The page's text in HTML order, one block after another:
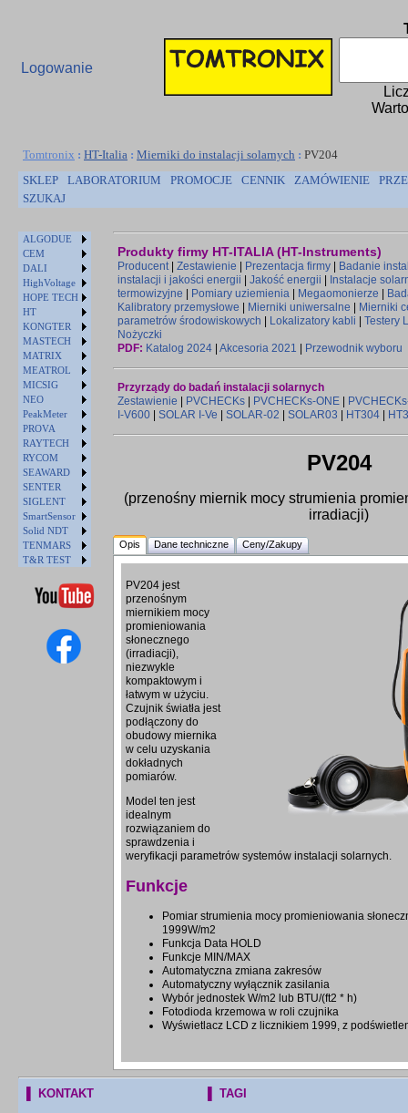
Logowanie
Tomtronix : HT-Italia : Mierniki do instalacji solarnych : PV204
SKLEP
LABORATORIUM PROMOCJE CENNIK ZAMÓWIENIE
SZUKAJ
ALGODUE
CEM
DALI
HighVoltage
HOPE TECH
HT
KONGTER
MASTECH
MATRIX
MEATROL
MICSIG
NEO
PeakMeter
PROVA
RAYTECH
RYCOM
SEAWARD
SENTER
SIGLENT
SmartSensor
Solid NDT
TENMARS
T&R TEST
Produkty firmy HT-ITALIA (HT-Instruments)
Producent| Zestawienie Prezentacja firmy
Badanie
instalacji i jakości energii
Jakość energii
Instalacje
termowizyjne
Pomiary uziemienia Megaomonierze
Kalibratory przemysłowe
Mierniki uniwersalne
Mierniki
parametrów środowiskowych
Lokalizatory kabli
Testery
Nożyczki
PDF: Katalog 2024 Akcesoria 2021 Przewodnik wyboru
Przyrządy do badań instalacji solarnych
Zestawienie
PVCHECKs PVCHECKs-ONE
I-V600
SOLAR I-Ve SOLAR-02 SOLAR03 HT304
PV204
(przenośny miernik mocy strumienia
irradiacji)
Opis Dane techniczne Ceny/Zakupy
PV204 jest
przenośnym
miernikiem mocy
promieniowania
słonecznego
(irradiacji),
niezwykle
kompaktowym i
łatwym w użyciu.
Czujnik światła jest
podłączony do
obudowy miernika
w celu uzyskania
dokładnych
pomiarów.
Model ten jest
idealnym
rozwiązaniem do
sprawdzenia i
weryfikacji parametrów systemów instalacji solarnych.
Funkcje
Pomiar strumienia mocy promieniowania
1999W/m2
Funkcja Data HOLD
Funkcje MIN/MAX
Automatyczna zmiana zakresów
Automatyczny wyłącznik zasilania
Wybór jednostek W/m2 lub BTU/(ft2 * h)
Fotodioda krzemowa w roli czujnika
Wyświetlacz LCD z licznikiem 1999, z
▌ KONTAKT
▌ TAGI